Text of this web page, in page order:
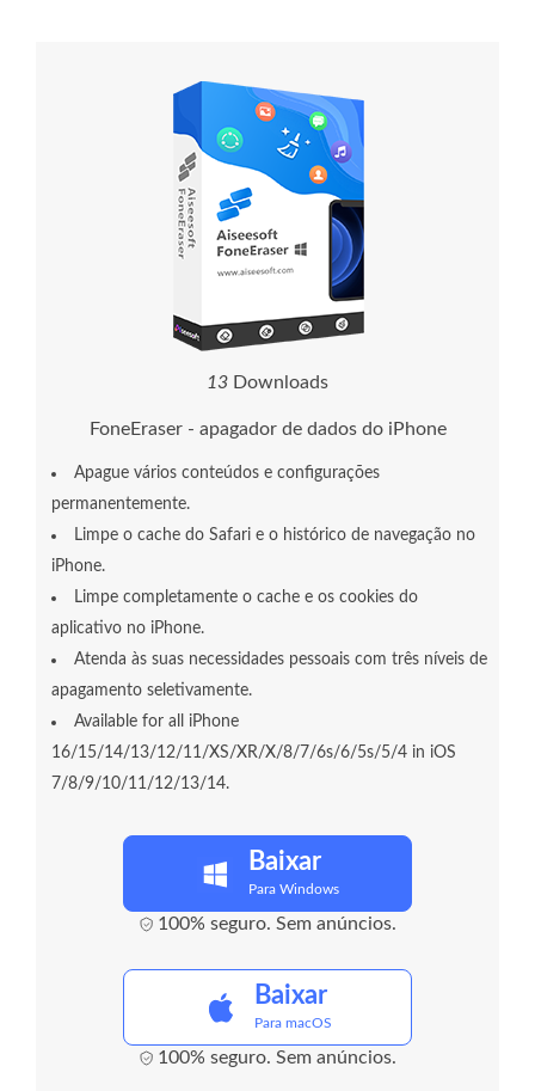
13 Downloads
FoneEraser - apagador de dados do iPhone
Apague vários conteúdos e configurações
permanentemente.
Limpe o cache do Safari e o histórico de navegação no
iPhone.
Limpe completamente o cache e os cookies do
aplicativo no iPhone.
Atenda às suas necessidades pessoais com três níveis de
apagamento seletivamente.
Available for all iPhone
16/15/14/13/12/11/XS/XR/X/8/7/6s/6/5s/5/4 in iOS
7/8/9/10/11/12/13/14.
Baixar
Para Windows
100% seguro. Sem anúncios.
Baixar
Para macOS
100% seguro. Sem anúncios.